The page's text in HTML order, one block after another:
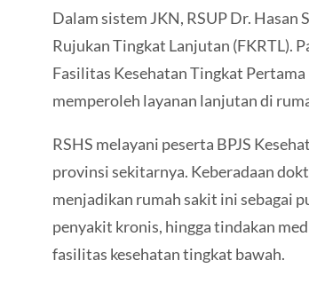
Dalam sistem JKN, RSUP Dr. Hasan
Rujukan Tingkat Lanjutan (FKRTL).
Fasilitas Kesehatan Tingkat
memperoleh layanan lanjutan di
RSHS melayani peserta BPJS
provinsi sekitarnya. Keberadaan
menjadikan rumah sakit ini sebagai
penyakit kronis, hingga tindakan
fasilitas kesehatan tingkat bawah.